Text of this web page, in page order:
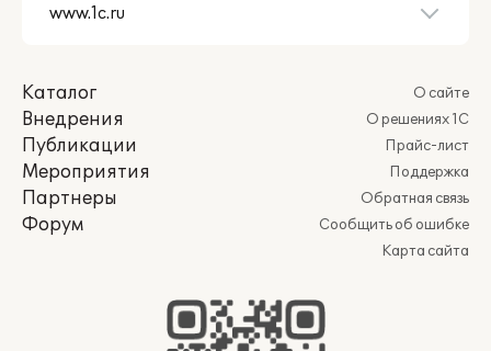
Каталог
Внедрения
Публикации
Мероприятия
Партнеры
Форум
О сайте
О решениях 1С
Прайс-лист
Поддержка
Обратная связь
Сообщить об ошибке
Карта сайта